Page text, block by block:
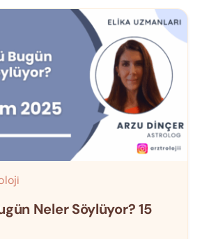
Neler Söylüyor? 15